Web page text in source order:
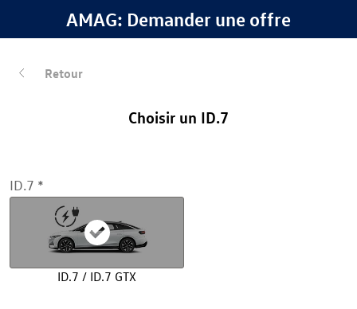
AMAG: Demander une offre
Retour
Choisir un ID.7
ID.7
ID.7 / ID.7 GTX